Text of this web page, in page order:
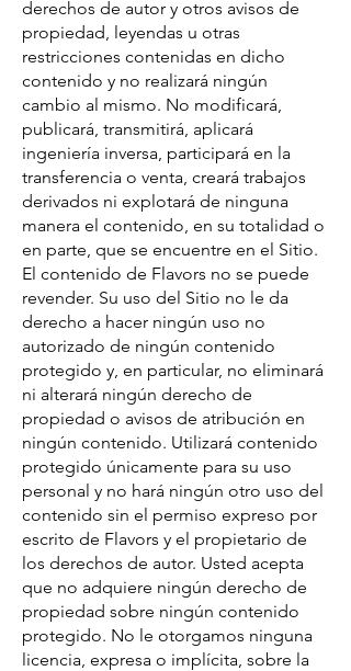
derechos de autor y otros avisos de
propiedad, leyendas u otras
restricciones contenidas en dicho
contenido y no realizará ningún
cambio al mismo. No modificará,
publicará, transmitirá, aplicará
ingeniería inversa, participará en la
transferencia o venta, creará trabajos
derivados ni explotará de ninguna
manera el contenido, en su totalidad o
en parte, que se encuentre en el Sitio.
El contenido de Flavors no se puede
revender. Su uso del Sitio no le da
derecho a hacer ningún uso no
autorizado de ningún contenido
protegido y, en particular, no eliminará
ni alterará ningún derecho de
propiedad o avisos de atribución en
ningún contenido. Utilizará contenido
protegido únicamente para su uso
personal y no hará ningún otro uso del
contenido sin el permiso expreso por
escrito de Flavors y el propietario de
los derechos de autor. Usted acepta
que no adquiere ningún derecho de
propiedad sobre ningún contenido
protegido. No le otorgamos ninguna
licencia, expresa o implícita, sobre la